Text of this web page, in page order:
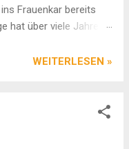
Frauenkar bereits
hat über viele Jahre
noch bestehende
klassische 2er-
Short Video
WEITERLESEN »